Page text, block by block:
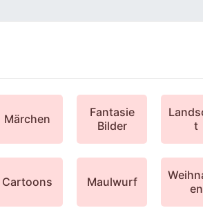
Märchen
Fantasie
Bilder
t
Cartoons Maulwurf
en